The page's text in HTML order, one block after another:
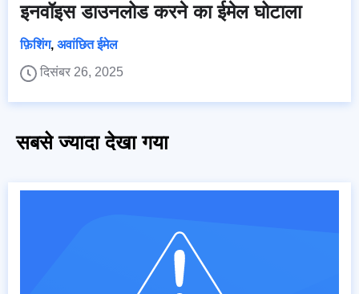
इनवॉइस डाउनलोड करने का ईमेल घोटाला
फ़िशिंग, अवांछित ईमेल
दिसंबर 26, 2025
सबसे ज्यादा देखा गया